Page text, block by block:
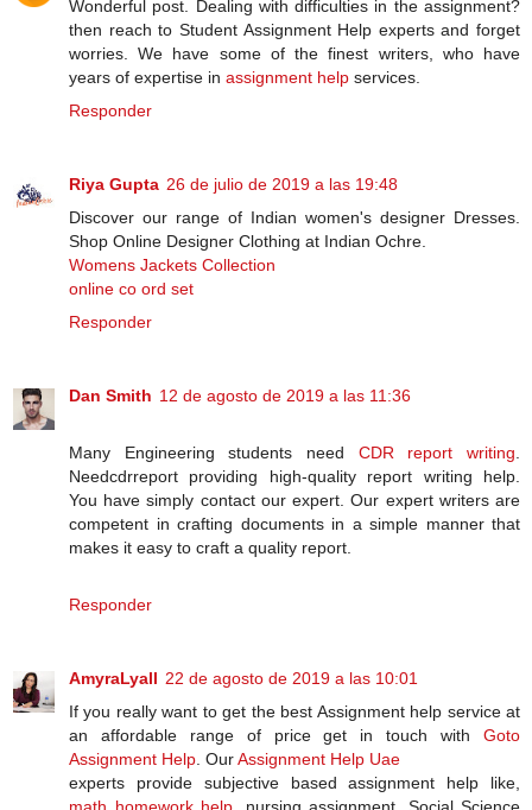
Wonderful post. Dealing with difficulties in the assignment?
then reach to Student Assignment Help experts and forget
worries. We have some of the finest writers, who have
years of expertise in assignment help services.
Responder
Riya Gupta 26 de julio de 2019 a las 19:48
Discover our range of Indian women's designer Dresses.
Shop Online Designer Clothing at Indian Ochre.
Womens Jackets Collection
online co ord set
Responder
Dan Smith 12 de agosto de 2019 a las 11:36
Many Engineering students need CDR report writing.
Needcdrreport providing high-quality report writing help.
You have simply contact our expert. Our expert writers are
competent in crafting documents in a simple manner that
makes it easy to craft a quality report.
Responder
AmyraLyall 22 de agosto de 2019 a las 10:01
If you really want to get the best Assignment help service at
an affordable range of price get in touch with Goto
Assignment Help. OurAssignment Help Uae
experts provide subjective based assignment help like,